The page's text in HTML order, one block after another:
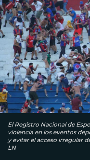
El Registro Nacional de
violencia en los eventos
y evitar el acceso irregular
LN